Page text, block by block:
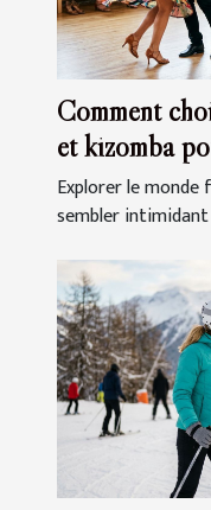
Comment
et kizomba
Explorer le
sembler intimidant